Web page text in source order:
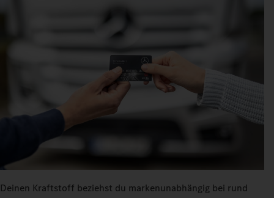
Deinen Kraftstoff beziehst du markenunabhängig bei rund